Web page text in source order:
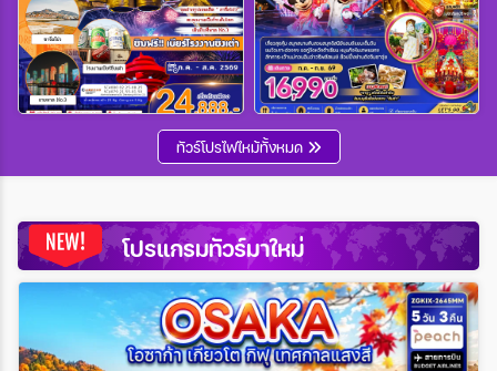
เฉพาะเทศกาล
Wholesales
ค้นหา
ทัวร์โปรไฟไหม้ทั้งหมด
โปรแกรมทัวร์มาใหม่